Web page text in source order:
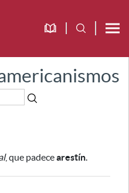
, que padecearestín.